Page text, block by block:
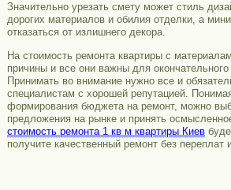
Значительно урезать смету может стиль
дорогих материалов и обилия отделки, а
отказаться от излишнего декора.
На стоимость ремонта квартиры с
причины и все они важны для
Принимать во внимание нужно все и
специалистам с хорошей репутацией.
формирования бюджета на ремонт, можно
предложения на рынке и принять
стоимость ремонта 1 кв м квартиры Киев
получите качественный ремонт без переплат